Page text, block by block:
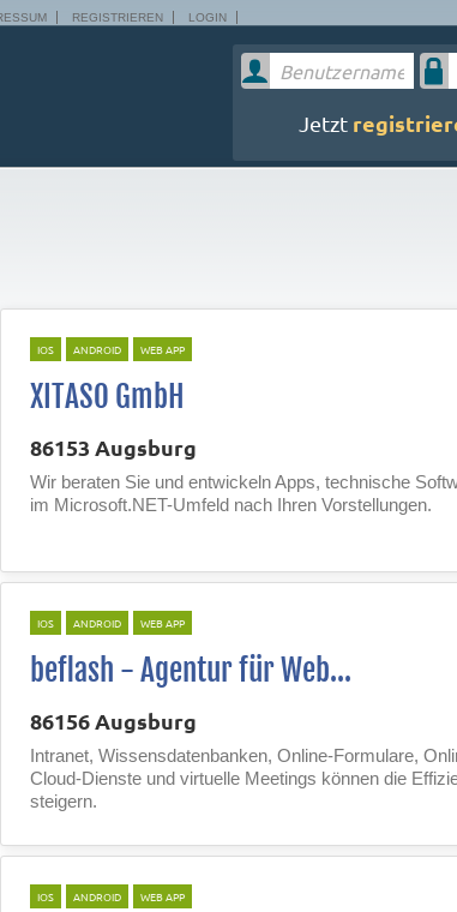
REGISTRIEREN LOGIN
Jetzt
IOS ANDROID WEB APP
XITASO GmbH
86153 Augsburg
Wir beraten Sie und entwickeln Apps, technische
im Microsoft.NET-Umfeld nach Ihren Vorstellungen.
IOS ANDROID WEB APP
beflash - Agentur für Web...
86156 Augsburg
Intranet, Wissensdatenbanken, Online-Formulare,
Cloud-Dienste und virtuelle Meetings können die
steigern.
IOS ANDROID WEB APP